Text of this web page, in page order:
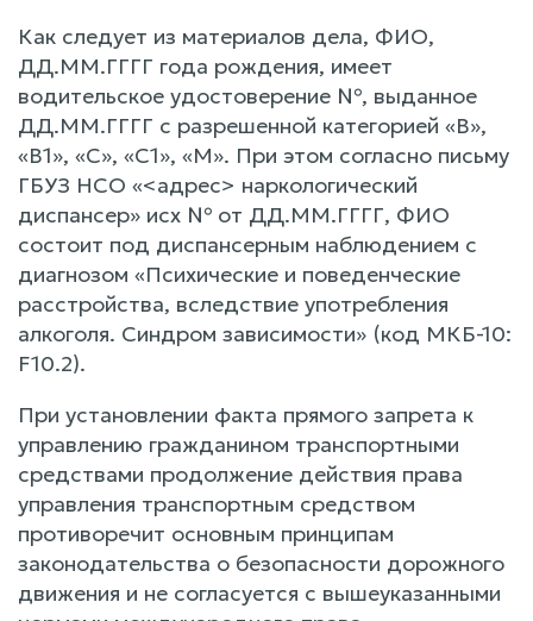
Как следует из материалов дела, ФИО,
ДД.ММ.ГГГГ года рождения, имеет
водительское удостоверение №, выданное
ДД.ММ.ГГГГ с разрешенной категорией «В»,
«В1», «С», «С1», «М». При этом согласно письму
ГБУЗ НСО «<адрес> наркологический
диспансер» исх № от ДД.ММ.ГГГГ, ФИО
состоит под диспансерным наблюдением с
диагнозом «Психические и поведенческие
расстройства, вследствие употребления
алкоголя. Синдром зависимости» (код МКБ-10:
F10.2).
При установлении факта прямого запрета к
управлению гражданином транспортными
средствами продолжение действия права
управления транспортным средством
противоречит основным принципам
законодательства о безопасности дорожного
движения и не согласуется с вышеуказанными